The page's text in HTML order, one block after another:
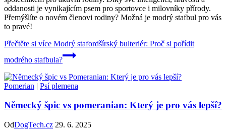
oddanosti je vynikajícím psem pro sportovce i milovníky přírody.
Přemýšlíte o novém členovi rodiny? Možná je modrý stafbul pro vás
to pravé!
Přečtěte si více Modrý stafordšírský bulteriér: Proč si pořídit
modrého stafbula?
Pomerian | Psí plemena
Německý špic vs pomeranian: Který je pro vás lepší?
OdDogTech.cz 29. 6. 2025